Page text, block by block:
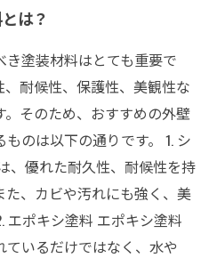
は？
塗装材料はとても重要で
耐候性、保護性、美観性な
。そのため、おすすめの外壁
のは以下の通りです。 1. シ
、優れた耐久性、耐候性を持
た、カビや汚れにも強く、美
エポキシ塗料 エポキシ塗料
いるだけではなく、水や